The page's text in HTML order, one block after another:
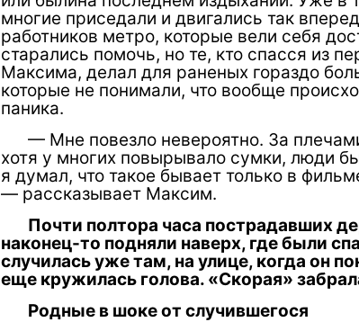
многие приседали и двигались так
работников метро, которые вели себя
старались помочь, но те, кто спасся из
Максима, делал для раненых гораздо
которые не понимали, что вообще
паника.
— Мне повезло невероятно. За
хотя у многих повырывало сумки, люди
я думал, что такое бывает только в
— рассказывает Максим.
Почти полтора часа пострадавших
наконец-то подняли наверх, где были
случилась уже там, на улице, когда он
еще кружилась голова. «Скорая»
Родные в шоке от случившегося